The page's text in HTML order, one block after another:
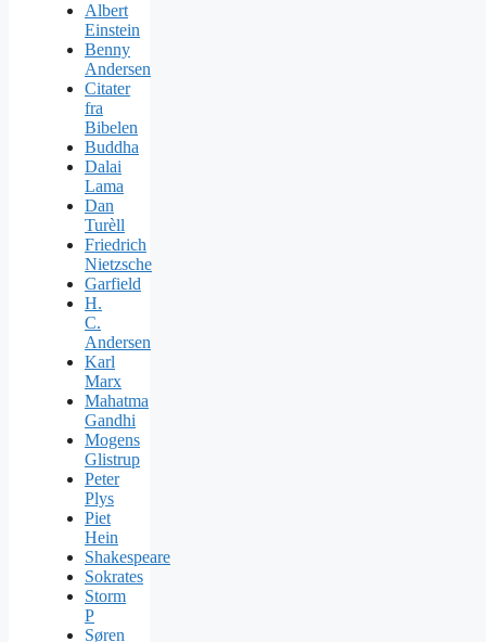
Albert
Einstein
Benny
Andersen
Citater
fra
Bibelen
Buddha
Dalai
Lama
Dan
Turèll
Friedrich
Nietzsche
Garfield
H.
C.
Andersen
Karl
Marx
Mahatma
Gandhi
Mogens
Glistrup
Peter
Plys
Piet
Hein
Shakespeare
Sokrates
Storm
P
Søren